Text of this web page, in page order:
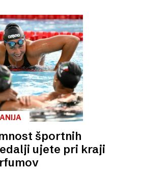
športnih
ujete pri kraji